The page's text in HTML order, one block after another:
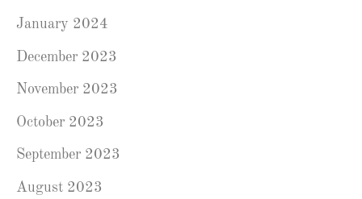
January 2024
December 2023
November 2023
October 2023
September 2023
August 2023